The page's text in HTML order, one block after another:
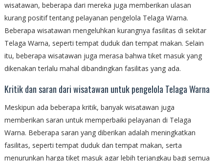
wisatawan, beberapa dari mereka juga memberikan ulasan
kurang positif tentang pelayanan pengelola Telaga Warna.
Beberapa wisatawan mengeluhkan kurangnya fasilitas di sekitar
Telaga Warna, seperti tempat duduk dan tempat makan. Selain
itu, beberapa wisatawan juga merasa bahwa tiket masuk yang
dikenakan terlalu mahal dibandingkan fasilitas yang ada.
Kritik dan saran dari wisatawan untuk pengelola Telaga Warna
Meskipun ada beberapa kritik, banyak wisatawan juga
memberikan saran untuk memperbaiki pelayanan di Telaga
Warna. Beberapa saran yang diberikan adalah meningkatkan
fasilitas, seperti tempat duduk dan tempat makan, serta
menurunkan harga tiket masuk agar lebih terjangkau bagi semua